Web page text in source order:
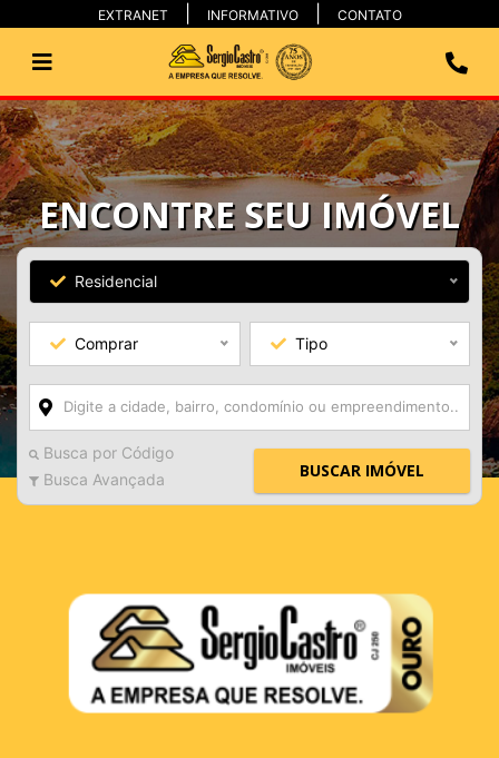
EXTRANET INFORMATIVO CONTATO
ENCONTRE SEU IMÓVEL
Residencial
Comprar Tipo
Busca por Código
Busca Avançada
BUSCAR IMÓVEL